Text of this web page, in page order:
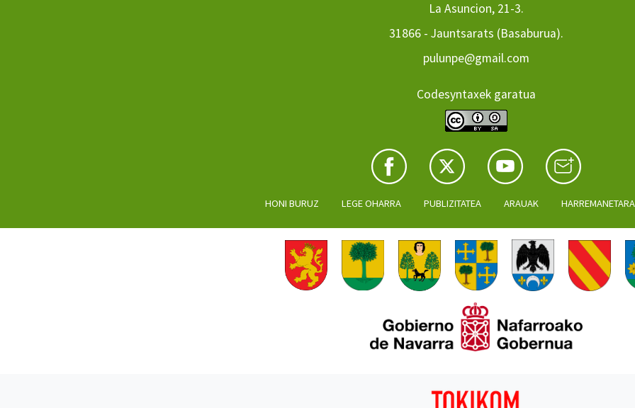
La Asuncion, 21-3.
31866 - Jauntsarats (Basaburua).
pulunpe@gmail.com
Codesyntaxek garatua
HONI BURUZ LEGE OHARRA PUBLIZITATEA ARAUAK